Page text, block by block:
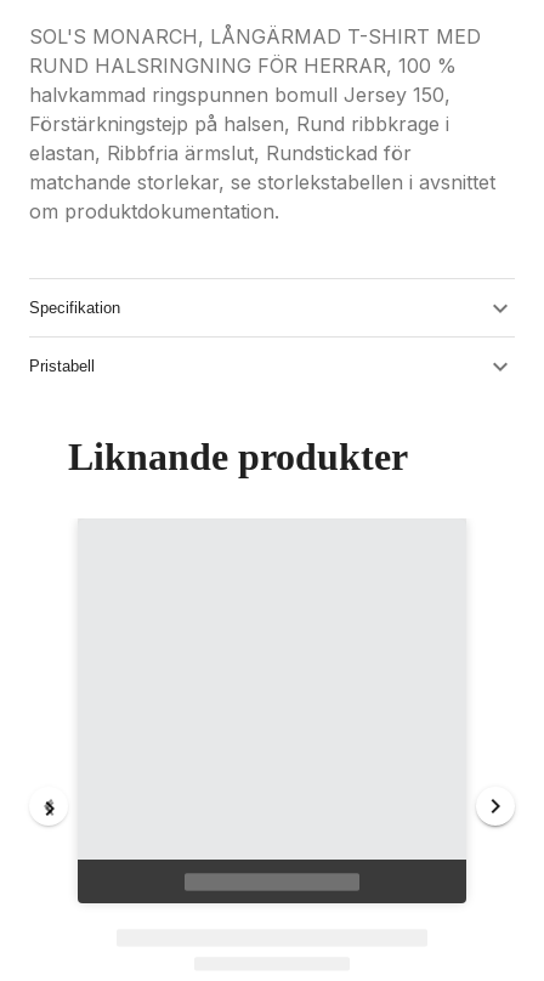
SOL'S MONARCH, LÅNGÄRMAD T-SHIRT MED
RUND HALSRINGNING FÖR HERRAR, 100 %
halvkammad ringspunnen bomull Jersey 150,
Förstärkningstejp på halsen, Rund ribbkrage i
elastan, Ribbfria ärmslut, Rundstickad för
matchande storlekar, se storlekstabellen i avsnittet
om produktdokumentation.
Specifikation
Pristabell
Liknande produkter